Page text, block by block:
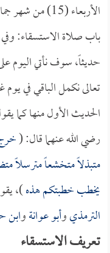
الأربعاء (15) من شهر جمادي الأولى من سنة (1426هـ).
باب صلاة الاستسقاء:
حديثاً، سوف نأتي اليوم
تعالى نكمل الباقي في يوم
الحديث الأول منها كما
رضي الله عنهما قال: (
متبذلاً متخشعاً مترسلاً
يخطب خطبتكم هذه)،
الترمذيوأبو عوانةوابن
تعريف الاستسقاء